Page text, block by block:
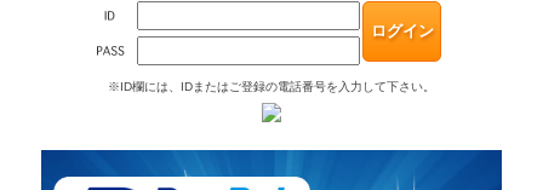
※ID欄には、IDまたはご登録の電話番号を入力して下さい。